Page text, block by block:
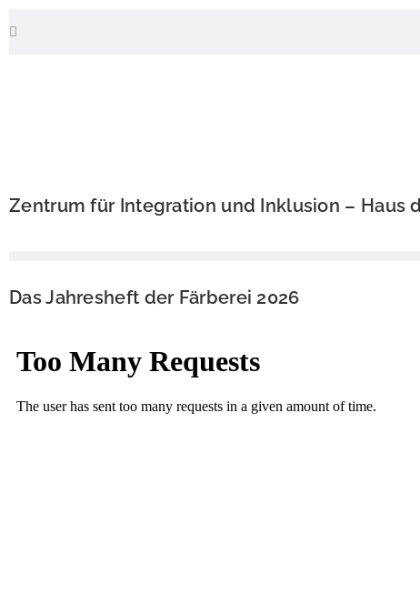
Zentrum für Integration und Inklusion – Haus
Das Jahresheft der Färberei 2026